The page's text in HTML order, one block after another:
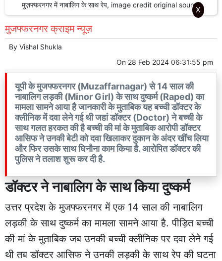
मुज़फ्फरनगर में नाबालिग के साथ रेप, image credit original source
मुजफ्फरनगर क्राइम न्यूज़
By Vishal Shukla
On 28 Feb 2024 06:31:55 pm
यूपी के मुजफ्फरनगर (Muzaffarnagar) से 14 साल की
नाबालिग लड़की (Minor Girl) के साथ दुष्कर्म (Raped) का
मामला सामने आया है जानकारी के मुताबिक यह बच्ची डॉक्टर के
क्लीनिक में दवा लेने गई थी जहां डॉक्टर (Doctor) ने बच्ची के
साथ गलत हरकत की है बच्ची की मां के मुताबिक आरोपी डॉक्टर
आसिफ ने उनकी बेटी को दवा खिलाकर दुकान के अंदर खींच लिया
और फिर उसके साथ घिनौना काम किया है. आरोपित डॉक्टर की
पुलिस ने तलाश शुरू कर दी है.
डॉक्टर ने नाबालिग के साथ किया दुष्कर्म
उत्तर प्रदेश के मुजफ्फरनगर में एक 14 साल की नाबालिग
लड़की के साथ दुष्कर्म का मामला सामने आया है. पीड़ित बच्ची
की मां के मुताबिक जब उनकी बच्ची क्लीनिक पर दवा लेने गई
थी तब डॉक्टर आसिफ ने उनकी लड़की के साथ रेप की घटना
X